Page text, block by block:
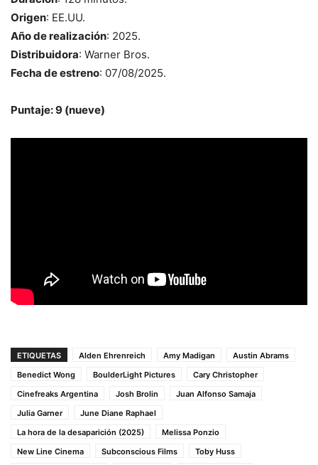
Origen: EE.UU.
Año de realización: 2025.
Distribuidora: Warner Bros.
Fecha de estreno: 07/08/2025.
Puntaje: 9 (nueve)
ETIQUETAS Alden Ehrenreich Amy Madigan
Austin Abrams
Benedict Wong
BoulderLight Pictures
Cary Christopher
Cinefreaks Argentina
Josh Brolin
Juan Alfonso Samaja
Julia Garner
June Diane Raphael
La hora de la desaparición (2025)
Melissa Ponzio
New Line Cinema
Subconscious Films
Toby Huss